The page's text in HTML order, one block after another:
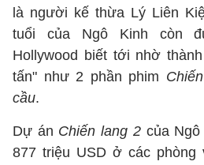
là người kế thừa Lý Liên
tuổi của Ngô Kinh còn
Hollywood biết tới nhờ
tấn" như 2 phần phim
cầu.
Dự án Chiến lang 2của Ngô
877 triệu USD ở các phòng